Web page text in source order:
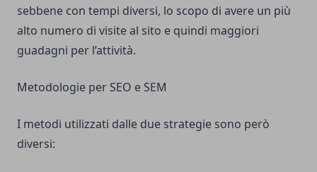
sebbene con tempi diversi, lo scopo di avere un più
alto numero di visite al sito e quindi maggiori
guadagni per l’attività.
Metodologie per SEO e SEM
I metodi utilizzati dalle due strategie sono però
diversi: